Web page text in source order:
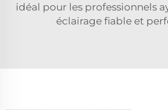
idéal pour les professionnels
éclairage fiable et